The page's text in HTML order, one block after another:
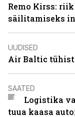
Remo Kirss:
säilitamiseks
UUDISED
Air Baltic
SAATED
Logistika
tuua kaasa